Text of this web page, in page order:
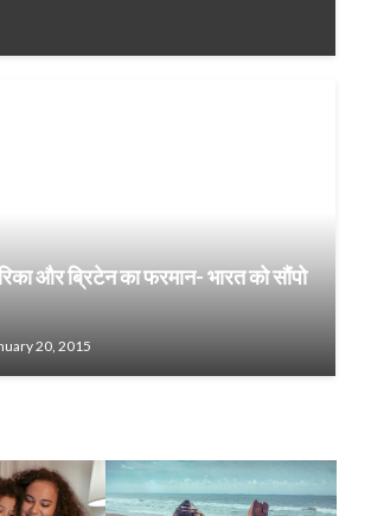
और ब्रिटेन का फरमान- भारत को सौंपो
20, 2015